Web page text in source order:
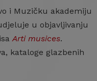
i Muzičku akademiju
u objavljivanju
Arti musices.
kataloge glazbenih